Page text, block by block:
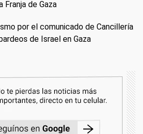
Franja de Gaza
por el comunicado de Cancillería
de Israel en Gaza